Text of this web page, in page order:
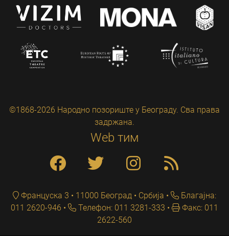
©1868-2026 Народно позориште у Београду. Сва права
задржана.
Web тим
Француска 3 • 11000 Београд • Србија
Благајна:
011 2620-946
Телефон: 011 3281-333
Факс: 011
2622-560